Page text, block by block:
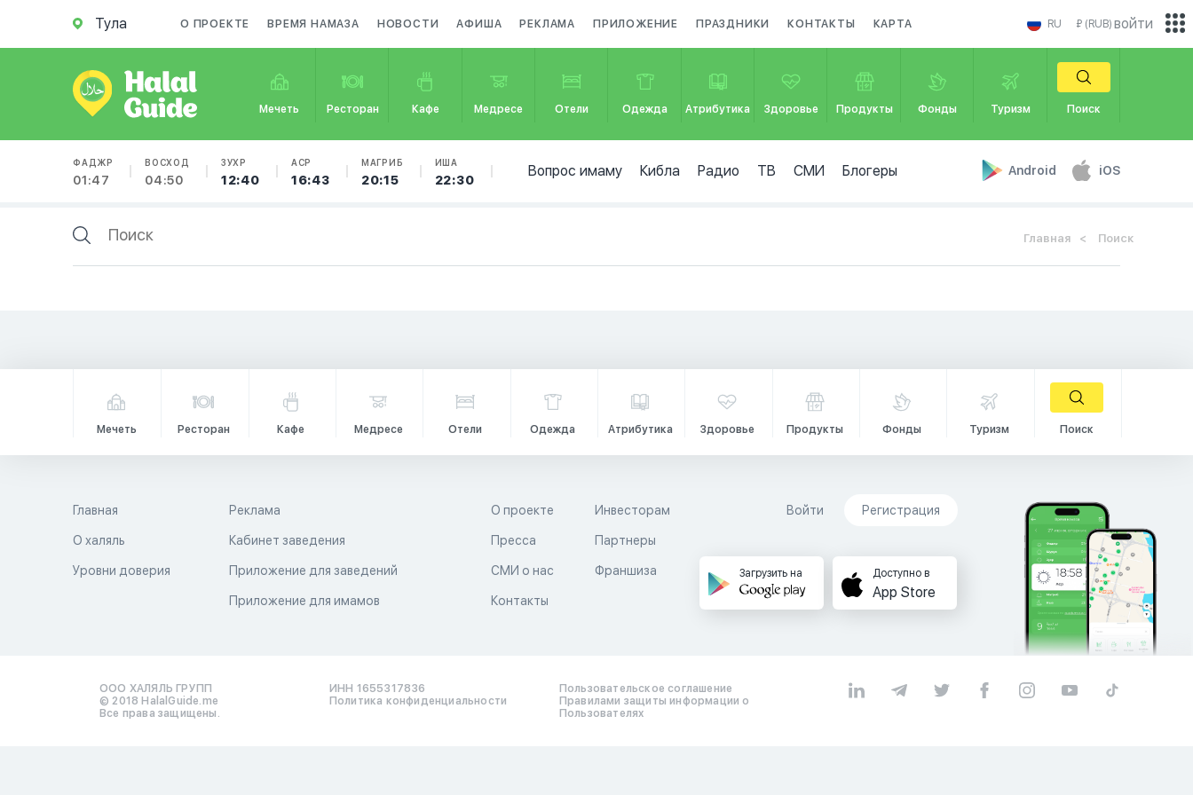
Тула О ПРОЕКТЕ ВРЕМЯ НАМАЗА НОВОСТИ АФИША РЕКЛАМА ПРИЛОЖЕНИЕ ПРАЗДНИКИ КОНТАКТЫ КАРТА RU ₽ (RUB)
Мечеть Ресторан Кафе Медресе Отели Одежда Атрибутика Здоровье Продукты Фонды Туризм Поиск
ФАДЖР
01:47
ВОСХОД
04:50
ЗУХР
12:40
АСР
16:43
МАГРИБ
20:15
ИША
22:30
Вопрос имаму Кибла Радио ТВ СМИ Блогеры Android iOS
войти
Главная Поиск
Мечеть Ресторан Кафе Медресе Отели Одежда Атрибутика Здоровье Продукты Фонды Туризм Поиск
Главная
О халяль
Уровни доверия
Реклама
Кабинет заведения
Приложение для заведений
Приложение для имамов
О проекте
Пресса
СМИ о нас
Контакты
Инвесторам
Партнеры
Франшиза
Войти Регистрация
Загрузить на Доступно в
App Store
ООО ХАЛЯЛЬ ГРУПП
© 2018 HalalGuide.me
Все права защищены.
ИНН 1655317836
Политика конфиденциальности
Пользовательское соглашение
Правилами защиты информации о
Пользователях